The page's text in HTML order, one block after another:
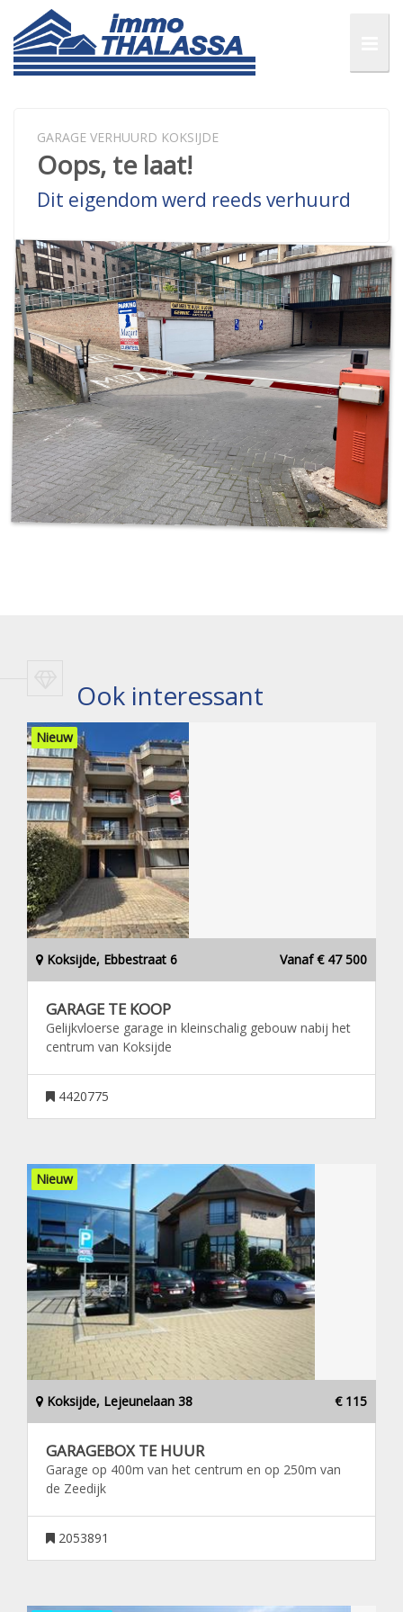
GARAGE VERHUURD KOKSIJDE
Oops, te laat!
Dit eigendom werd reeds verhuurd
Ook interessant
Nieuw
Koksijde, Ebbestraat 6 Vanaf € 47 500
GARAGE TE KOOP
Gelijkvloerse garage in kleinschalig gebouw nabij het
centrum van Koksijde
4420775
Nieuw
Koksijde, Lejeunelaan 38 € 115
GARAGEBOX TE HUUR
Garage op 400m van het centrum en op 250m van
de Zeedijk
2053891